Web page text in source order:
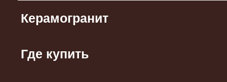
Керамогранит
Где купить